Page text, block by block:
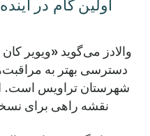
اولین گام در
والادز می‌گوید «ویویر
دسترسی بهتر به
شهرستان تراویس است.
نقشه راهی برای